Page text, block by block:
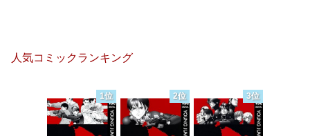
人気コミックランキング
1位 2位 3位